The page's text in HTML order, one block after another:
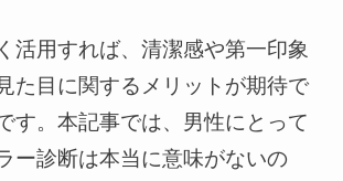
活用すれば、清潔感や第一印象
た目に関するメリットが期待で
す。本記事では、男性にとって
ー診断は本当に意味がないの